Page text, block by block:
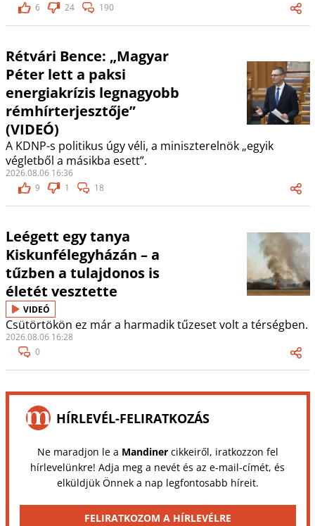
6
24 190
Rétvári Bence: „Magyar
Péter lett a paksi
energiakrízis legnagyobb
rémhírterjesztője”
(VIDEÓ)
A KDNP-s politikus úgy véli, a miniszterelnök „egyik
végletből a másikba esett”.
2026.08.06 16:36
9
1 18
Leégett egy tanya
Kiskunfélegyházán – a
tűzben a tulajdonos is
életét vesztette
VIDEÓ
Csütörtökön ez már a harmadik tűzeset volt a térségben.
2026.08.06 16:28
0
HÍRLEVÉL-FELIRATKOZÁS
Ne maradjon le a Mandinercikkeiről, iratkozzon fel
hírlevelünkre! Adja meg a nevét és az e-mail-címét, és
elküldjük Önnek a nap legfontosabb híreit.
FELIRATKOZOM A HÍRLEVÉLRE